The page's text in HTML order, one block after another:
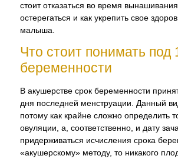
стоит отказаться во время
остерегаться и как укрепить свое
малыша.
Что стоит понимать под
беременности
В акушерстве срок беременности
дня последней менструации. Данный
потому как крайне сложно определить
овуляции, а, соответственно, и дату
придерживаться исчисления срока
«акушерскому» методу, то никакого